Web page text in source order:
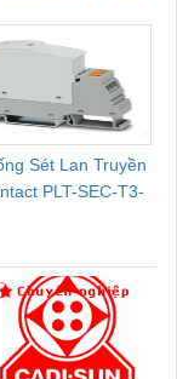
Sét Lan Truyền
PLT-SEC-T3-